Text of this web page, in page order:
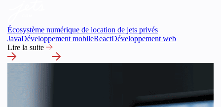
Écosystème numérique de location de jets privés
JavaDéveloppement mobileReactDéveloppement web
Lire la suite